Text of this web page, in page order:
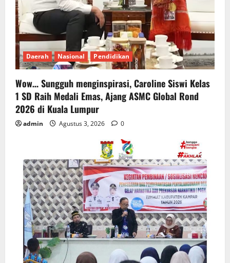
Daerah Nasional Pendidikan
Wow… Sungguh menginspirasi, Caroline Siswi Kelas
1 SD Raih Medali Emas, Ajang ASMC Global Rond
2026 di Kuala Lumpur
admin Agustus 3, 2026 0